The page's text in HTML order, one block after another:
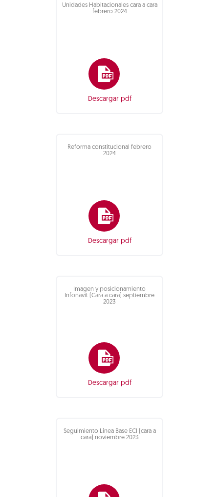
Unidades Habitacionales cara a cara
febrero 2024
Descargar pdf
Reforma constitucional febrero
2024
Descargar pdf
Imagen y posicionamiento
Infonavit (Cara a cara) septiembre
2023
Descargar pdf
Seguimiento Línea Base ECI (cara a
cara) noviembre 2023